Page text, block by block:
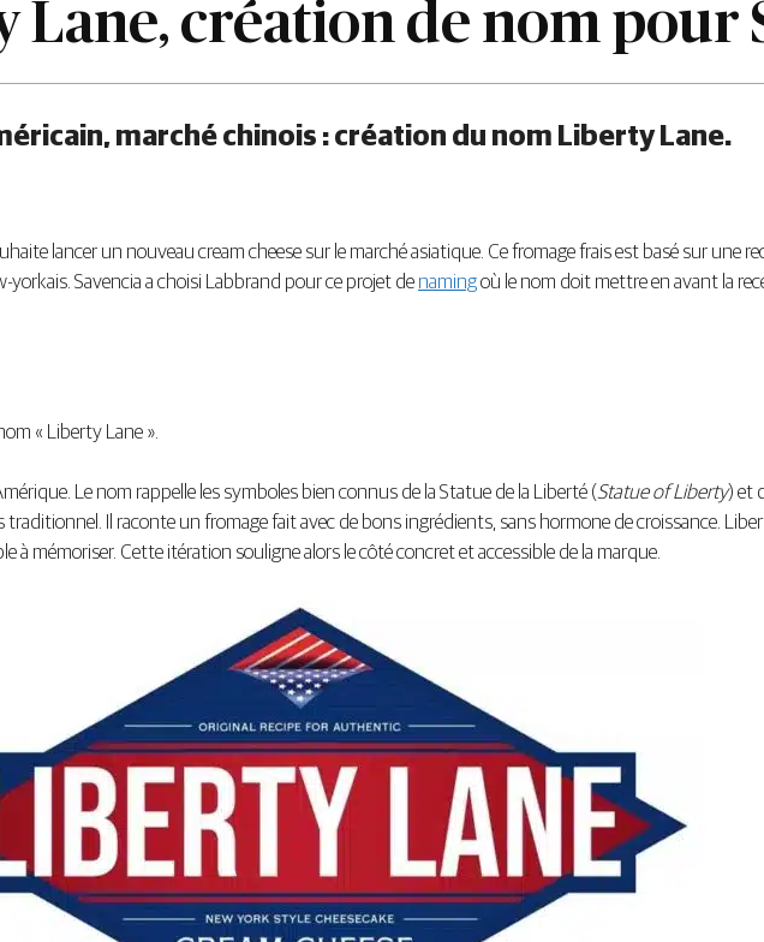
Lane, création de nom pour
marché chinois : création du nom Liberty Lane.
lancer un nouveau cream cheese sur le marché asiatique. Ce fromage frais est basé sur une
Savencia a choisi Labbrand pour ce projet de namingoù le nom doit mettre en avant la
« Liberty Lane ».
Le nom rappelle les symboles bien connus de la Statue de la Liberté (Statue of Liberty) et
Il raconte un fromage fait avec de bons ingrédients, sans hormone de croissance.
à mémoriser. Cette itération souligne alors le côté concret et accessible de la marque.